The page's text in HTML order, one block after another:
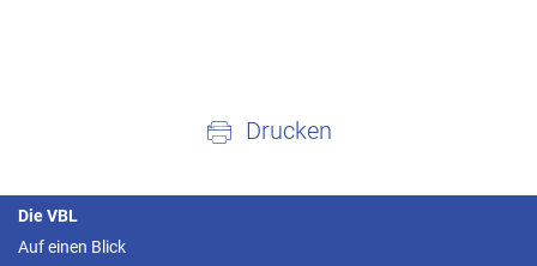
Drucken
Die VBL
Auf einen Blick